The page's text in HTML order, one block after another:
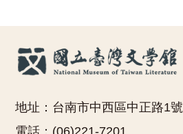
地址：台南市中西區中正路1號